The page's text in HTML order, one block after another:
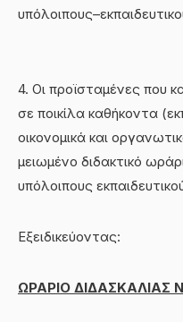
υπόλοιπους–
4. Οι προϊσταμένες που
σε ποικίλα καθήκοντα
οικονομικά και
μειωμένο διδακτικό
υπόλοιπους
Εξειδικεύοντας:
ΩΡΑΡΙΟ ΔΙΔΑΣΚΑΛΙΑΣ